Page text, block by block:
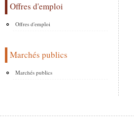
Offres d'emploi
Offres d'emploi
Marchés publics
Marchés publics